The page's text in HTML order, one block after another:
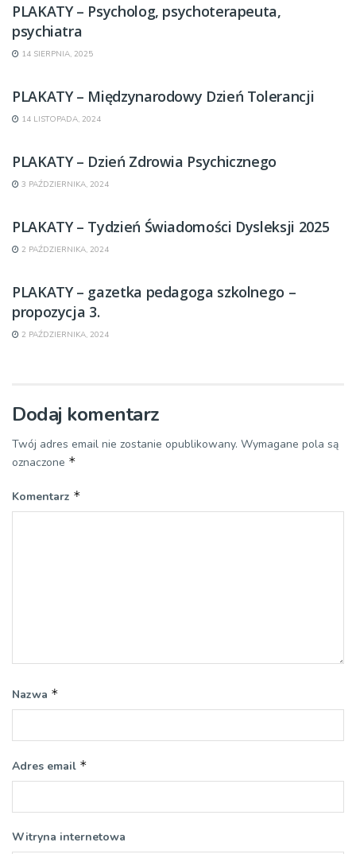
PLAKATY – Psycholog, psychoterapeuta,
psychiatra
14 SIERPNIA, 2025
PLAKATY – Międzynarodowy Dzień Tolerancji
14 LISTOPADA, 2024
PLAKATY – Dzień Zdrowia Psychicznego
3 PAŹDZIERNIKA, 2024
PLAKATY – Tydzień Świadomości Dysleksji 2025
2 PAŹDZIERNIKA, 2024
PLAKATY – gazetka pedagoga szkolnego –
propozycja 3.
2 PAŹDZIERNIKA, 2024
Dodaj komentarz
Twój adres email nie zostanie opublikowany. Wymagane pola są
oznaczone *
Komentarz *
Nazwa *
Adres email *
Witryna internetowa